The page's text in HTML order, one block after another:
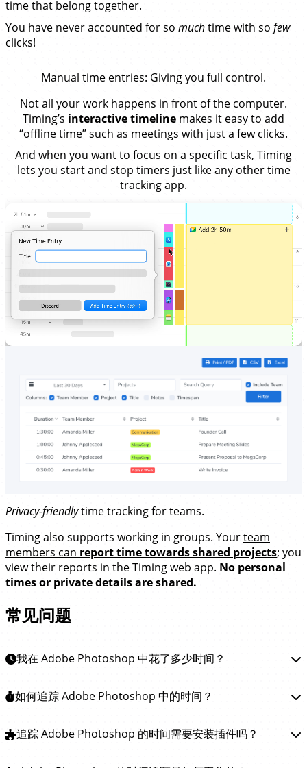
time that belong together.
You have never accounted for so muchtime with so few
clicks!
Manual time entries: Giving you full control.
Not all your work happens in front of the computer.
Timing’s interactive timeline makes it easy to add
“offline time” such as meetings with just a few clicks.
And when you want to focus on a specific task, Timing
lets you start and stop timers just like any other time
tracking app.
Privacy-friendlytime tracking for teams.
Timing also supports working in groups. Yourteam
members can report time towards shared projects; you
view their reports in the Timing web app. No personal
times or private details are shared.
常见问题
我在 Adobe Photoshop 中花了多少时间？
要了解你在 Adobe Photoshop 中花费了多少时间，你可以
所有其他应用中设计所花费的时间， 让你清楚了解 Adobe
Photoshop 的时间去向。
如何追踪 Adobe Photoshop 中的时间？
追踪 Adobe Photoshop 中的时间非常简单。只需
追踪 Adobe Photoshop 的时间需要安装插件吗？